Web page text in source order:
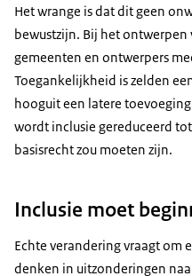
Het wrange is dat dit geen
bewustzijn. Bij het
gemeenten en ontwerpers
Toegankelijkheid is zelden
hooguit een latere
wordt inclusie gereduceerd
basisrecht zou moeten zijn.
Inclusie moet
Echte verandering vraagt om
denken in uitzonderingen